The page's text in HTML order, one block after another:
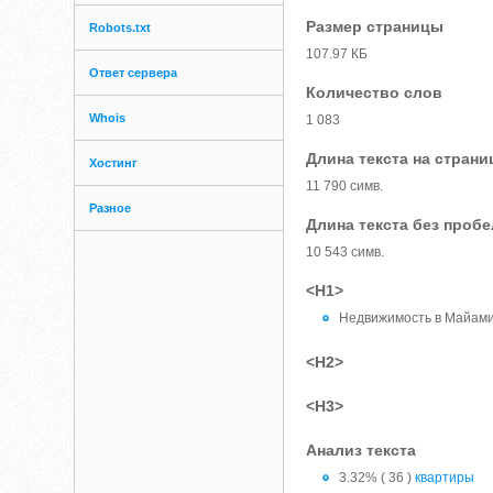
Robots.txt
Ответ сервера
Whois
Хостинг
Разное
Размер страницы
107.97 КБ
Количество слов
1 083
Длина текста на
11 790 симв.
Длина текста без
10 543 симв.
<H1>
Недвижимость в Майами
<H2>
<H3>
Анализ текста
3.32% ( 36 )квартиры